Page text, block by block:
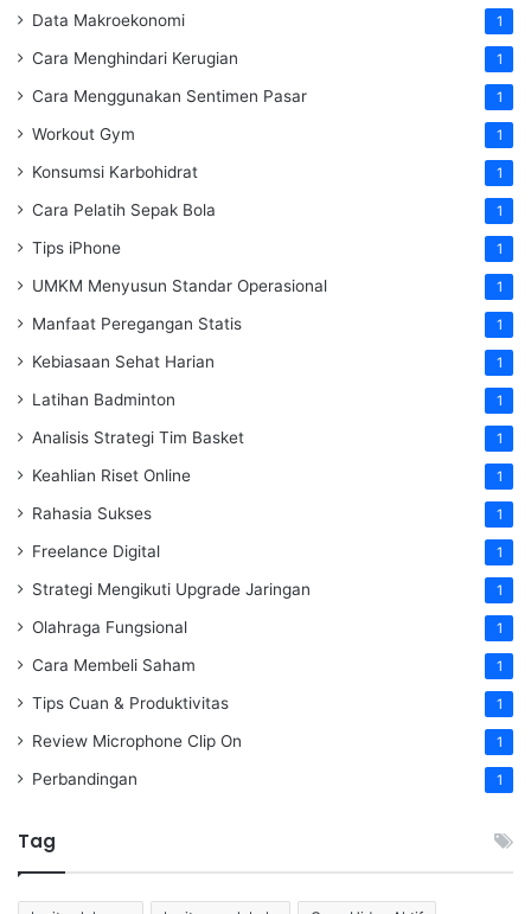
Data Makroekonomi 1
Cara Menghindari Kerugian 1
Cara Menggunakan Sentimen Pasar 1
Workout Gym 1
Konsumsi Karbohidrat 1
Cara Pelatih Sepak Bola 1
Tips iPhone 1
UMKM Menyusun Standar Operasional 1
Manfaat Peregangan Statis 1
Kebiasaan Sehat Harian 1
Latihan Badminton 1
Analisis Strategi Tim Basket 1
Keahlian Riset Online 1
Rahasia Sukses 1
Freelance Digital 1
Strategi Mengikuti Upgrade Jaringan 1
Olahraga Fungsional 1
Cara Membeli Saham 1
Tips Cuan & Produktivitas 1
Review Microphone Clip On 1
Perbandingan 1
Tag